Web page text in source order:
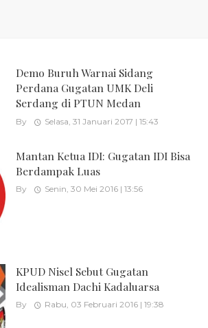
Demo Buruh Warnai Sidang
Perdana Gugatan UMK Deli
Serdang di PTUN Medan
By Selasa, 31 Januari 2017 | 15:43
Mantan Ketua IDI: Gugatan IDI Bisa
Berdampak Luas
By Senin, 30 Mei 2016 | 13:56
KPUD Nisel Sebut Gugatan
Idealisman Dachi Kadaluarsa
By Rabu, 03 Februari 2016 | 19:38